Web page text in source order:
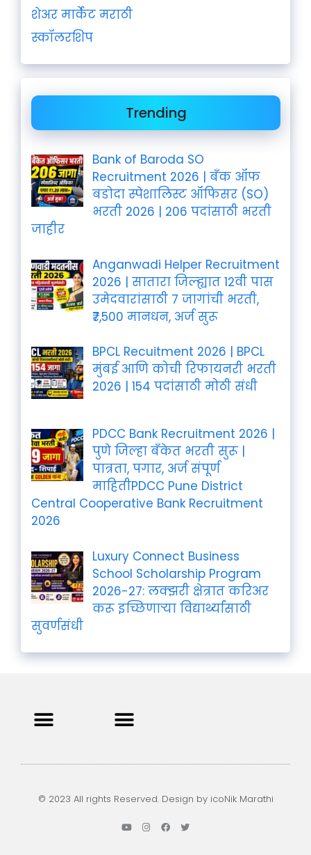
शेअर मार्केट मराठी
स्कॉलरशिप
Trending
Bank of Baroda SO
Recruitment 2026 | बँक ऑफ
बडोदा स्पेशालिस्ट ऑफिसर (SO)
भरती 2026 | 206 पदांसाठी भरती
जाहीर
Anganwadi Helper Recruitment
2026 | सातारा जिल्ह्यात 12वी पास
उमेदवारांसाठी 7 जागांची भरती,
₹7,500 मानधन, अर्ज सुरू
BPCL Recuitment 2026 | BPCL
मुंबई आणि कोची रिफायनरी भरती
2026 | 154 पदांसाठी मोठी संधी
PDCC Bank Recruitment 2026 |
पुणे जिल्हा बँकेत भरती सुरू |
पात्रता, पगार, अर्ज संपूर्ण
माहितीPDCC Pune District
Central Cooperative Bank Recruitment
2026
Luxury Connect Business
School Scholarship Program
2026-27: लक्झरी क्षेत्रात करिअर
करू इच्छिणाऱ्या विद्यार्थ्यांसाठी
सुवर्णसंधी
© 2023 All rights Reserved. Design by icoNik Marathi